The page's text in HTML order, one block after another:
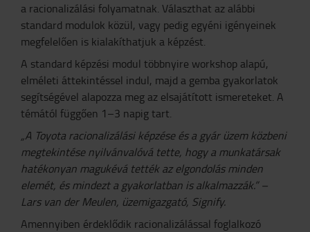
a racionalizálási folyamatnak. Választhat az alábbi
standard modulok közül, vagy pedig egyéni igényeinek
megfelelően is kialakíthatjuk a képzést.
A standard képzési modul többnyire workshop alapú,
elméleti áttekintéssel indul, majd a gemba gyakorlatok
segítségével alapozza meg az elsajátított ismereteket. A
témától függően 1–3 napig tart.
„A Toyota racionalizálási képzése és a gyár üzem közbeni
megtekintése nyilvánvalóvá tette, hogy a munkatársak
hatékonyan magukévá tették az elgondolás minden
elemét, és mindezt a gyakorlatban is alkalmazzák.” –
Lars van der Meulen, üzemigazgató, Signify.
Amennyiben érdeklődik racionalizálással foglalkozó